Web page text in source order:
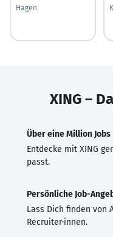
Hagen
XING –
Über eine Million Jobs
Entdecke mit XING
passt.
Persönliche Job-
Lass Dich finden von
Recruiter·innen.